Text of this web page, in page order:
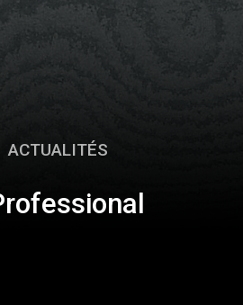
ACTUALITÉS